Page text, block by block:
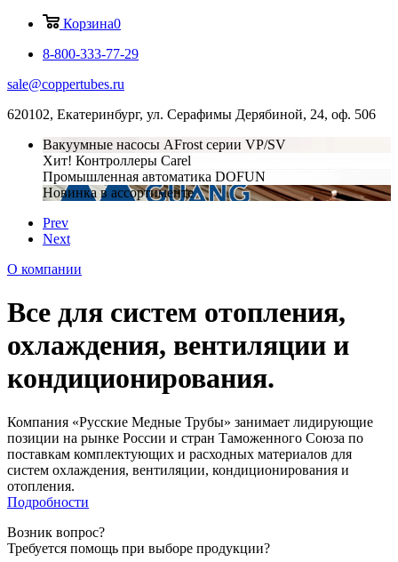
Корзина0
8-800-333-77-29
sale@coppertubes.ru
620102, Екатеринбург, ул. Серафимы Дерябиной, 24, оф. 506
Вакуумные насосы AFrost серии VP/SV
Хит! Контроллеры Carel
Промышленная автоматика DOFUN
Новинка в ассортименте
Prev
Next
О компании
Все для систем отопления,
охлаждения, вентиляции и
кондиционирования.
Компания «Русские Медные Трубы» занимает лидирующие
позиции на рынке России и стран Таможенного Союза по
поставкам комплектующих и расходных материалов для
систем охлаждения, вентиляции, кондиционирования и
отопления.
Подробности
Возник вопрос?
Требуется помощь при выборе продукции?